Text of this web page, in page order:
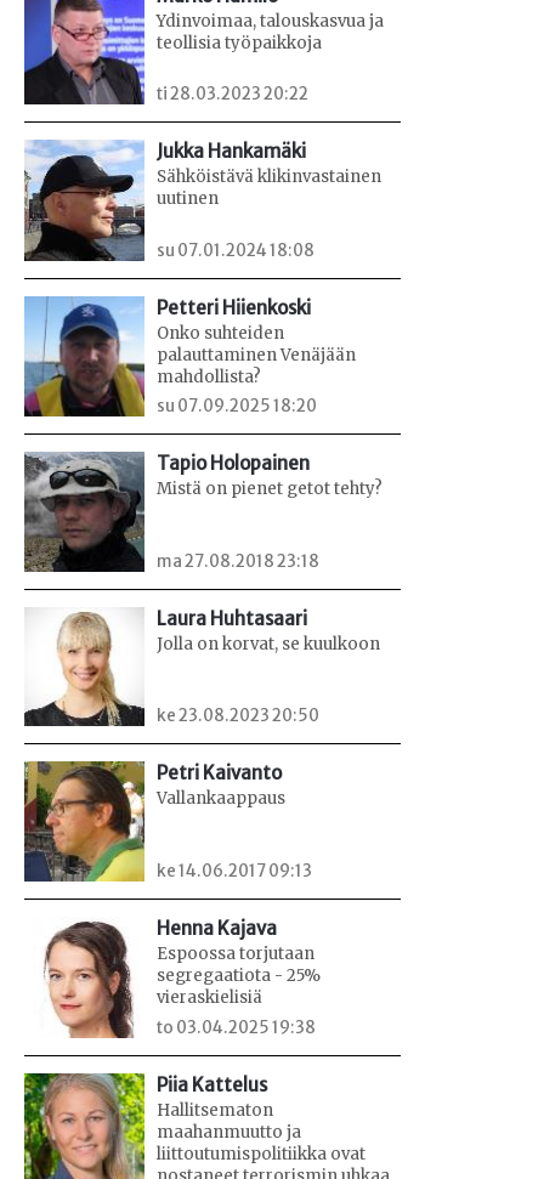
Ydinvoimaa, talouskasvua ja
teollisia työpaikkoja
ti 28.03.2023 20:22
Jukka Hankamäki
Sähköistävä klikinvastainen
uutinen
su 07.01.2024 18:08
Petteri Hiienkoski
Onko suhteiden
palauttaminen Venäjään
mahdollista?
su 07.09.2025 18:20
Tapio Holopainen
Mistä on pienet getot tehty?
ma 27.08.2018 23:18
Laura Huhtasaari
Jolla on korvat, se kuulkoon
ke 23.08.2023 20:50
Petri Kaivanto
Vallankaappaus
ke 14.06.2017 09:13
Henna Kajava
Espoossa torjutaan
segregaatiota - 25%
vieraskielisiä
to 03.04.2025 19:38
Piia Kattelus
Hallitsematon
maahanmuutto ja
liittoutumispolitiikka ovat